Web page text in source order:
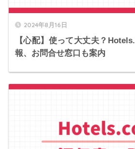
2024年8月16日
【心配】使って大丈夫？
報、お問合せ窓口も案内